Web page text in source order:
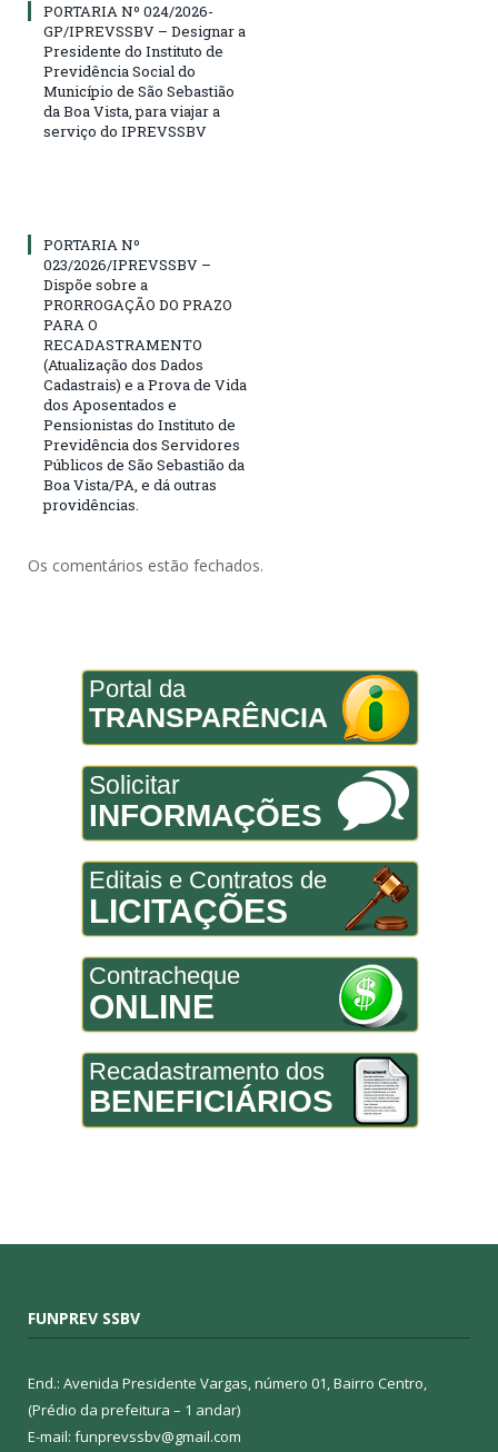
PORTARIA Nº 024/2026-
GP/IPREVSSBV – Designar a
Presidente do Instituto de
Previdência Social do
Município de São Sebastião
da Boa Vista, para viajar a
serviço do IPREVSSBV
PORTARIA Nº
023/2026/IPREVSSBV –
Dispõe sobre a
PRORROGAÇÃO DO PRAZO
PARA O
RECADASTRAMENTO
(Atualização dos Dados
Cadastrais) e a Prova de Vida
dos Aposentados e
Pensionistas do Instituto de
Previdência dos Servidores
Públicos de São Sebastião da
Boa Vista/PA, e dá outras
providências.
Os comentários estão fechados.
Portal da
TRANSPARÊNCIA
Solicitar
INFORMAÇÕES
Editais e Contratos de
LICITAÇÕES
Contracheque
ONLINE
Recadastramento dos
BENEFICIÁRIOS
FUNPREV SSBV
End.: Avenida Presidente Vargas, número 01, Bairro Centro,
(Prédio da prefeitura – 1 andar)
E-mail: funprevssbv@gmail.com